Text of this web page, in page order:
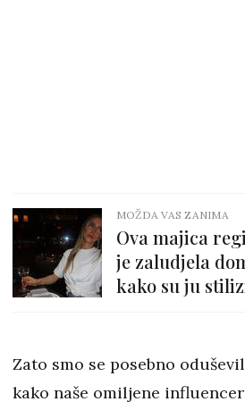
MOŽDA VAS ZANIMA
Ova majica
je zaludjela
kako su ju
Zato smo se posebno
kako naše omiljene